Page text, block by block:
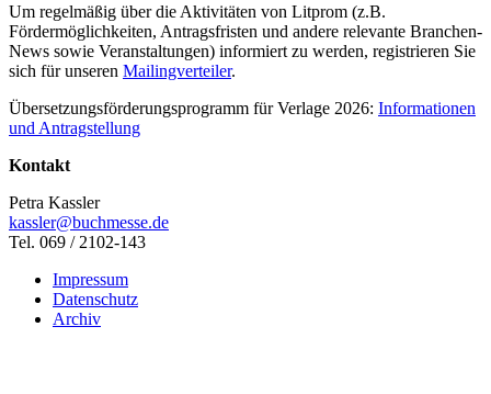
Um regelmäßig über die Aktivitäten von Litprom (z.B.
Fördermöglichkeiten, Antragsfristen und andere relevante Branchen-
News sowie Veranstaltungen) informiert zu werden, registrieren Sie
sich für unseren Mailingverteiler.
Übersetzungsförderungsprogramm für Verlage 2026: Informationen
und Antragstellung
Kontakt
Petra Kassler
kassler@buchmesse.de
Tel. 069 / 2102-143
Impressum
Datenschutz
Archiv